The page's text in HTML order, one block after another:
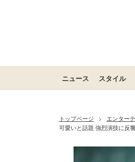
ニュース スタイル
トップページ > エンター
可愛いと話題 強烈演技に反